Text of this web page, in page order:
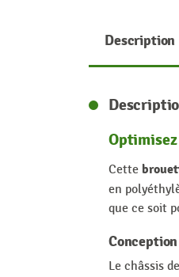
Description
Cette
en
que ce soit
Le châssis